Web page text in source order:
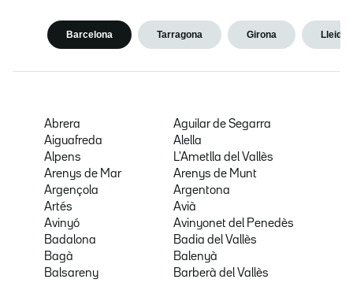
Barcelona Tarragona Girona Lleida
Abrera
Aguilar de Segarra
Aiguafreda
Alella
Alpens
L'Ametlla del Vallès
Arenys de Mar
Arenys de Munt
Argençola
Argentona
Artés
Avià
Avinyó
Avinyonet del Penedès
Badalona
Badia del Vallès
Bagà
Balenyà
Balsareny
Barberà del Vallès